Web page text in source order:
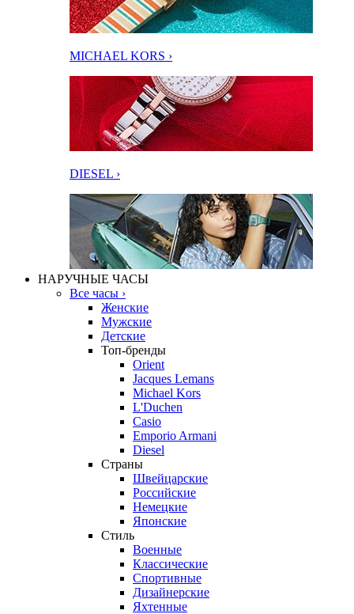
MICHAEL KORS ›
DIESEL ›
НАРУЧНЫЕ ЧАСЫ
Все часы ›
Женские
Мужские
Детские
Топ-бренды
Orient
Jacques Lemans
Michael Kors
L'Duchen
Casio
Emporio Armani
Diesel
Страны
Швейцарские
Российские
Немецкие
Японские
Стиль
Военные
Классические
Спортивные
Дизайнерские
Яхтенные